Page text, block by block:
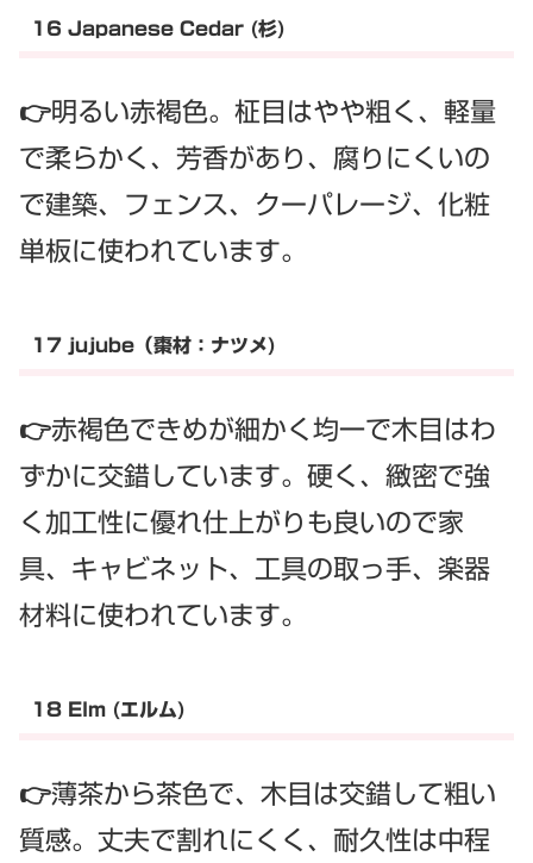
16 Japanese Cedar (杉)
👉明るい赤褐色。柾目はやや粗く、軽量
で柔らかく、芳香があり、腐りにくいの
で建築、フェンス、クーパレージ、化粧
単板に使われています。
17 jujube（棗材：ナツメ)
👉赤褐色できめが細かく均一で木目はわ
ずかに交錯しています。硬く、緻密で強
く加工性に優れ仕上がりも良いので家
具、キャビネット、工具の取っ手、楽器
材料に使われています。
18 Elm (エルム)
👉薄茶から茶色で、木目は交錯して粗い
質感。丈夫で割れにくく、耐久性は中程